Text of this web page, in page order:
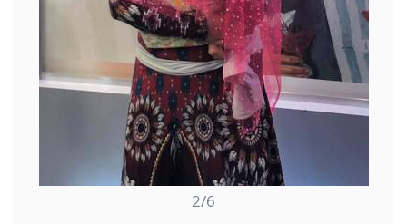
Filó Sousa - Professora de Dança Mate... mais
Filó Sousa e Cláudia Pinho mais
Claudia Pinho mais
2/6